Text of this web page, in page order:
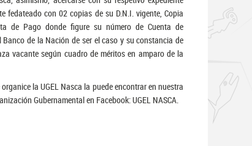
fedateado con 02 copias de su D.N.I. vigente, Copia
de Pago donde figure su número de Cuenta de
Banco de la Nación de ser el caso y su constancia de
vacante según cuadro de méritos en amparo de la
la UGEL Nasca la puede encontrar en nuestra
Gubernamental en Facebook: UGEL NASCA.